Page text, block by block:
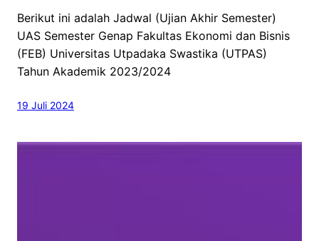
Berikut ini adalah Jadwal (Ujian Akhir Semester)
UAS Semester Genap Fakultas Ekonomi dan Bisnis
(FEB) Universitas Utpadaka Swastika (UTPAS)
Tahun Akademik 2023/2024
19 Juli 2024